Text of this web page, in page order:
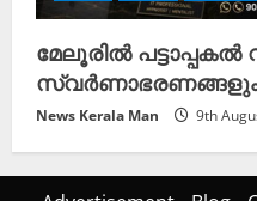
മേലൂരിൽ പട്ടാപ്പകൽ
News Kerala Man 9th